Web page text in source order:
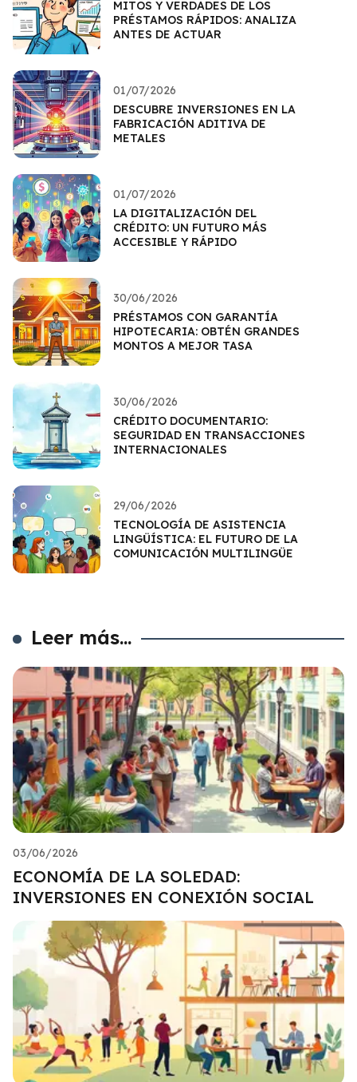
MITOS Y VERDADES DE LOS
PRÉSTAMOS RÁPIDOS: ANALIZA
ANTES DE ACTUAR
01/07/2026
DESCUBRE INVERSIONES EN LA
FABRICACIÓN ADITIVA DE
METALES
01/07/2026
LA DIGITALIZACIÓN DEL
CRÉDITO: UN FUTURO MÁS
ACCESIBLE Y RÁPIDO
30/06/2026
PRÉSTAMOS CON GARANTÍA
HIPOTECARIA: OBTÉN GRANDES
MONTOS A MEJOR TASA
30/06/2026
CRÉDITO DOCUMENTARIO:
SEGURIDAD EN TRANSACCIONES
INTERNACIONALES
29/06/2026
TECNOLOGÍA DE ASISTENCIA
LINGÜÍSTICA: EL FUTURO DE LA
COMUNICACIÓN MULTILINGÜE
Leer más...
03/06/2026
ECONOMÍA DE LA SOLEDAD:
INVERSIONES EN CONEXIÓN SOCIAL